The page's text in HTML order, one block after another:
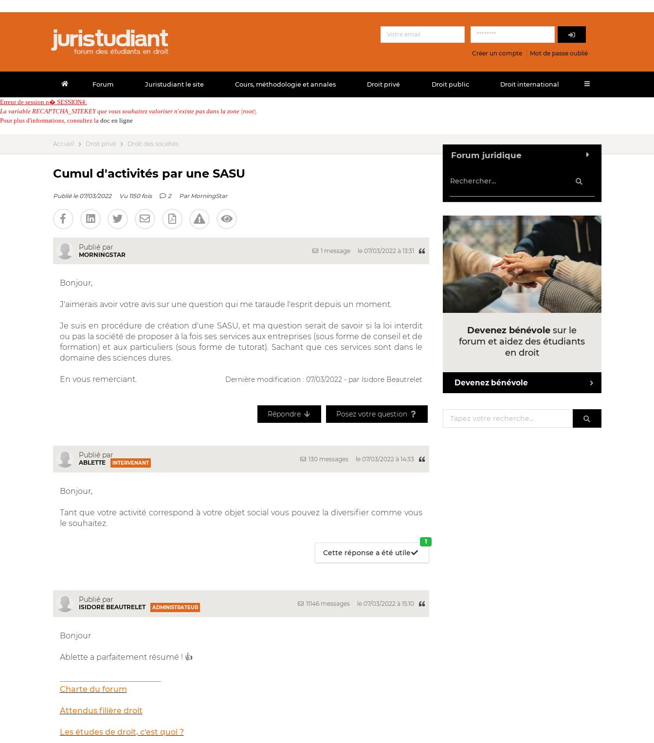
Créer un compte Mot de passe oublié
Forum Juristudiant le site Cours, méthodologie et annales Droit privé Droit public Droit international
Erreur de session n� SESSION4:
La variable RECAPTCHA_SITEKEY que vous souhaitez valoriser n'existe pas dans la zone |root|.
Pour plus d'informations, consultez la doc en ligne
Accueil Droit privé Droit des sociétés
Cumul d'activités par une SASU
Publié le 07/03/2022 Vu 1150 fois 2 Par MorningStar
Publié par
MORNINGSTAR
1 message le 07/03/2022 à 13:31
Bonjour,
J'aimerais avoir votre avis sur une question qui me taraude l'esprit depuis un moment.
Je suis en procédure de création d'une SASU, et ma question serait de savoir si la loi interdit
ou pas la société de proposer à la fois ses services aux entreprises (sous forme de conseil et de
formation) et aux particuliers (sous forme de tutorat). Sachant que ces services sont dans le
domaine des sciences dures.
En vous remerciant. Dernière modification : 07/03/2022 - par Isidore Beautrelet
Répondre Posez votre question
Publié par
ABLETTE INTERVENANT
130 messages le 07/03/2022 à 14:33
Bonjour,
Tant que votre activité correspond à votre objet social vous pouvez la diversifier comme vous
le souhaitez.
Cette réponse a été utile
1
Publié par
ISIDORE BEAUTRELET ADMINISTRATEUR
11146 messages le 07/03/2022 à 15:10
Bonjour
Ablette a parfaitement résumé ! 👍
Charte du forum
Attendus filière droit
Les études de droit, c'est quoi ?
Forum juridique
Devenez bénévole sur le
forum et aidez des étudiants
en droit
Devenez bénévole